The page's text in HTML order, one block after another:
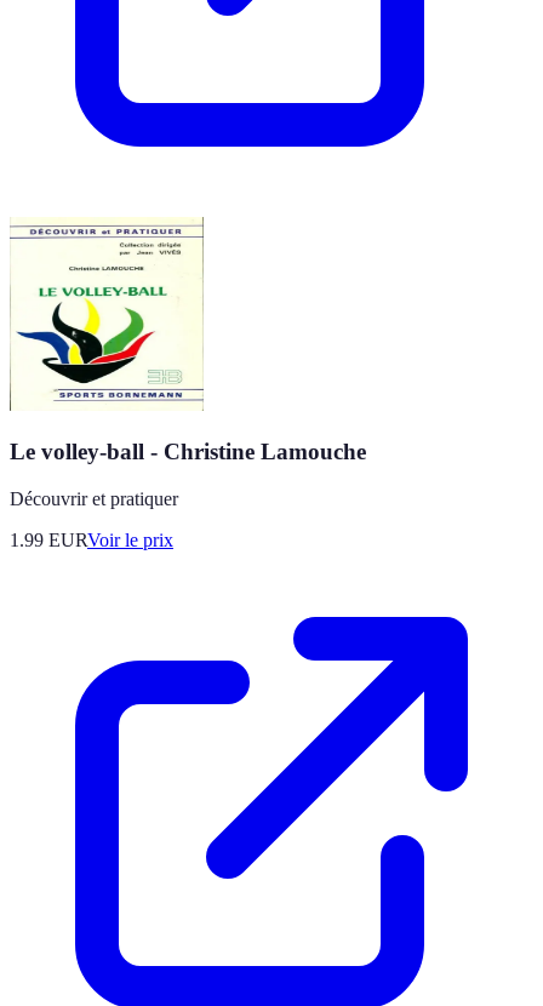
Le volley-ball - Christine Lamouche
Découvrir et pratiquer
1.99 EURVoir le prix